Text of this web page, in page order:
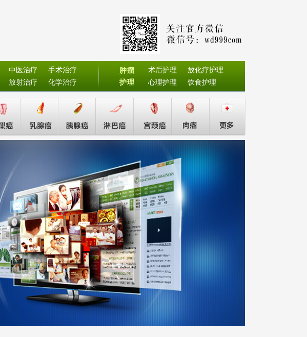
中医治疗
手术治疗
放射治疗
化学治疗
肿瘤
护理
术后护理
放化疗护理
心理护理
饮食护理